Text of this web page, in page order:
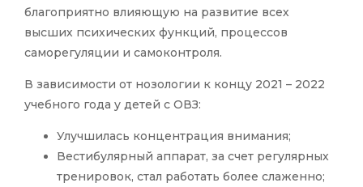
благоприятно влияющую на развитие всех
высших психических функций, процессов
саморегуляции и самоконтроля.
В зависимости от нозологии к концу 2021 – 2022
учебного года у детей с ОВЗ:
Улучшилась концентрация внимания;
Вестибулярный аппарат, за счет регулярных
тренировок, стал работать более слаженно;